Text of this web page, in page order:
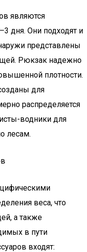
являются
дня. Они подходят и
представлены
Рюкзак надежно
плотности.
для
распределяется
водники для
лесам.
веса, что
а также
в пути
входят: